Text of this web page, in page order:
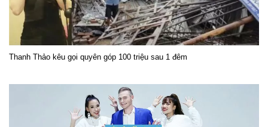
Thanh Thảo kêu gọi quyên góp 100 triệu sau 1 đêm